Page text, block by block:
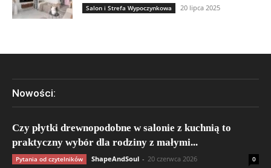
Salon i Strefa Wypoczynkowa 20 lipca 2025
Nowości:
Czy płytki drewnopodobne w salonie z kuchnią to
praktyczny wybór dla rodziny z małymi...
Pytania od czytelników ShapeAndSoul - 20 czerwca 2026 0